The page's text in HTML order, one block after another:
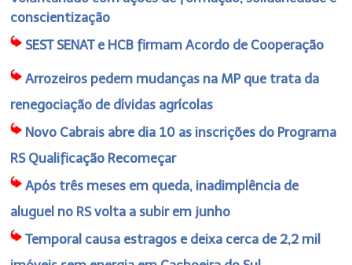
conscientização
SEST SENAT e HCB firmam Acordo de Cooperação
Arrozeiros pedem mudanças na MP que trata da
renegociação de dívidas agrícolas
Novo Cabrais abre dia 10 as inscrições do Programa
RS Qualificação Recomeçar
Após três meses em queda, inadimplência de
aluguel no RS volta a subir em junho
Temporal causa estragos e deixa cerca de 2,2 mil